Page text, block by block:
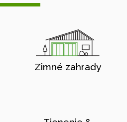
Zimné zahrady